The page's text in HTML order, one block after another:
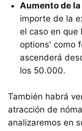
Aumento de
importe de la
el caso en que
options' como
ascenderá
los 50.000.
También habrá
atracción de
analizaremos en